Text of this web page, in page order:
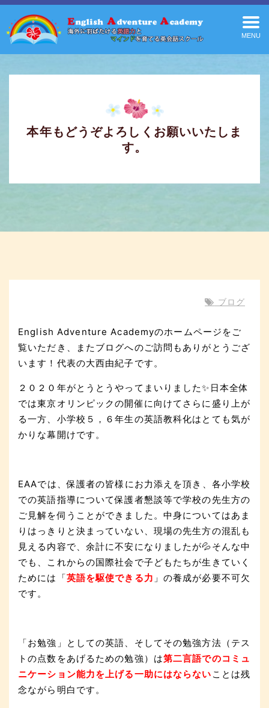
MENU
本年もどうぞよろしくお願いいたしま
す。
ブログ
English Adventure Academyのホームページをご
覧いただき、またブログへのご訪問もありがとうござ
います！代表の大西由紀子です。
２０２０年がとうとうやってまいりました✨日本全体
では東京オリンピックの開催に向けてさらに盛り上が
る一方、小学校５，６年生の英語教科化はとても気が
かりな幕開けです。
EAAでは、保護者の皆様にお力添えを頂き、各小学校
での英語指導について保護者懇談等で学校の先生方の
ご見解を伺うことができました。中身についてはあま
りはっきりと決まっていない、現場の先生方の混乱も
見える内容で、余計に不安になりましたが💦そんな中
でも、これからの国際社会で子どもたちが生きていく
ためには「英語を駆使できる力 」の養成が必要不可欠
です。
「お勉強」としての英語、そしてその勉強方法（テス
トの点数をあげるための勉強）は第二言語でのコミュ
ニケーション能力を上げる一助にはならない ことは残
念ながら明白です。